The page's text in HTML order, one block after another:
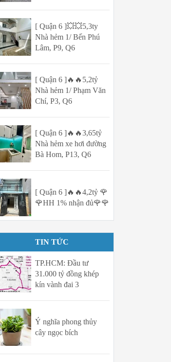
[ Quận 6 ]💥💥5,3ty
Nhà hẻm 1/ Bến Phú
Lâm, P9, Q6
[ Quận 6 ]🔥🔥5,2tỷ
Nhà hẻm 1/ Phạm Văn
Chí, P3, Q6
[ Quận 6 ]🔥🔥3,65tỷ
Nhà hẻm xe hơi đường
Bà Hom, P13, Q6
[ Quận 6 ]🔥🔥4,2tỷ 🌹
🌹HH 1% nhận đủ🌹🌹
TIN TỨC
TP.HCM: Đầu tư
31.000 tỷ đồng khép
kín vành đai 3
Ý nghĩa phong thủy
cây ngọc bích